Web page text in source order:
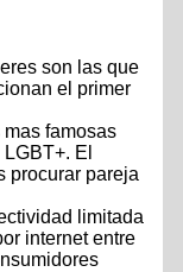
son las que
el primer
famosas
El
procurar pareja
limitada
internet entre